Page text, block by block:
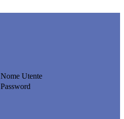
Nome Utente
Password